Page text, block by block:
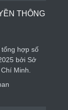
THÔNG
hợp số
bởi Sở
Minh.